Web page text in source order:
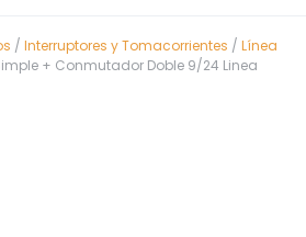
/ Interruptores y Tomacorrientes / Línea
+ Conmutador Doble 9/24 Linea